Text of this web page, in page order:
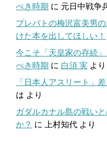
べき時期 に 元日中戦争
プレバトの梅沢富美男
けた本を出してほしい！
今こそ「天皇家の存続
べき時期 に 白須 実 より
「日本人アスリート」
は より
ガダルカナル島の戦い
か？ に 上村知代 より